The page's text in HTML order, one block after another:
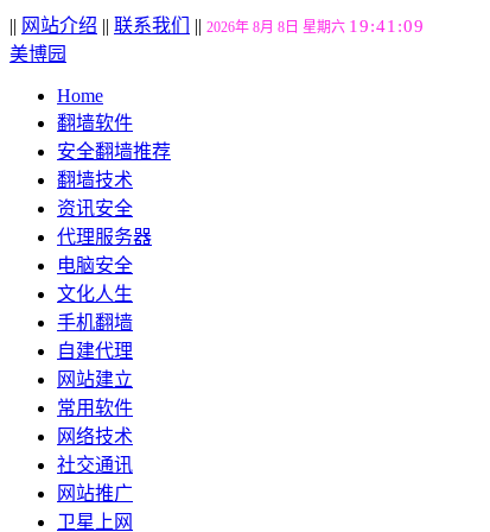
|| 网站介绍 || 联系我们 || 2026年 8月 8日 星期六 19:41:10
美博园
Home
翻墙软件
安全翻墙推荐
翻墙技术
资讯安全
代理服务器
电脑安全
文化人生
手机翻墙
自建代理
网站建立
常用软件
网络技术
社交通讯
网站推广
卫星上网